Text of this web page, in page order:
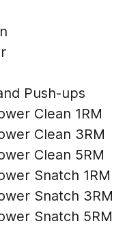
Push-ups
Clean 1RM
Clean 3RM
Clean 5RM
Snatch 1RM
Snatch 3RM
Snatch 5RM